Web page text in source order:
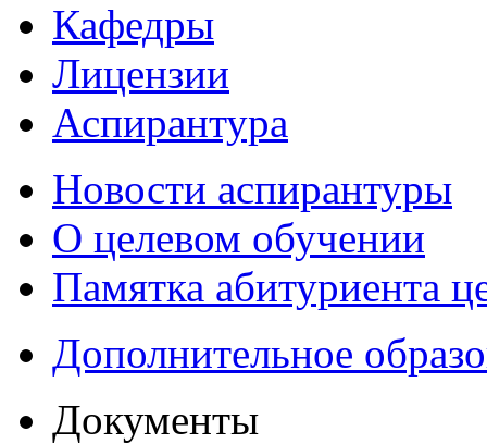
Кафедры
Лицензии
Аспирантура
Новости аспирантуры
О целевом обучении
Памятка абитуриента
Дополнительное
Документы